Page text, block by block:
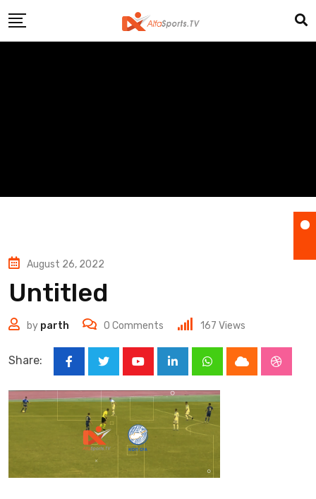
to
August 26, 2022
Untitled
by parth 0 Comments 167 Views
Share:
LinkedInWhatsappCloud